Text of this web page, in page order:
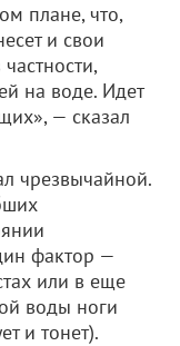
плане, что,
и свои
на воде. Идет
— сказал
чрезвычайной.
фактор —
или в еще
воды ноги
и тонет).